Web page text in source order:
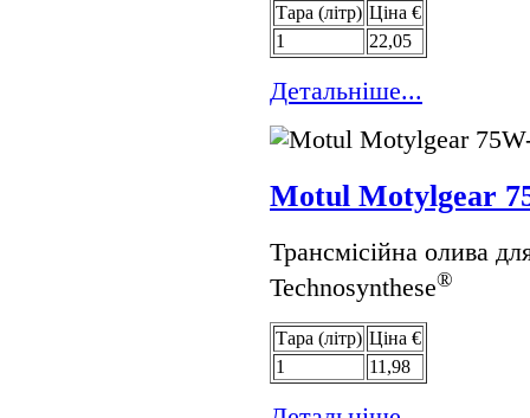
Тара (лiтр) Цiна €
1
22,05
Детальнiше...
Motul Motylgear
Трансмісійна олива
Technosynthese®
Тара (лiтр) Цiна €
1
11,98